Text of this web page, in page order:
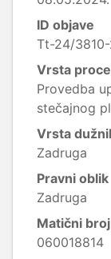
ID objave
Tt-24/
Vrsta
Provedba
stečajnog
Vrsta
Zadruga
Pravni oblik
Zadruga
Matični broj
060018814